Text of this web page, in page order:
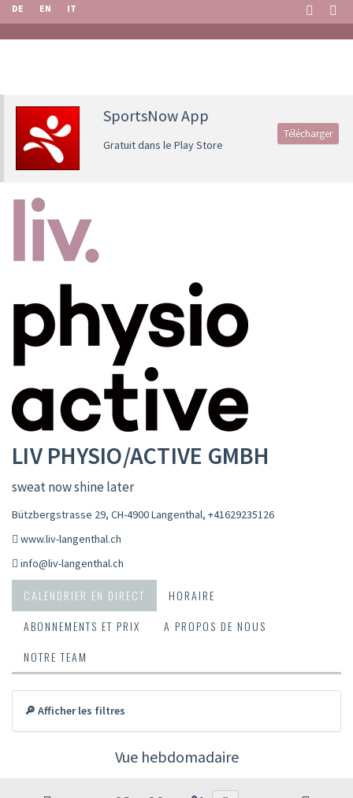
DE EN IT
SportsNow App
Gratuit dans le Play Store
Télécharger
LIV PHYSIO/ACTIVE GMBH
sweat now shine later
Bützbergstrasse 29, CH-4900 Langenthal, +41629235126
www.liv-langenthal.ch
info@liv-langenthal.ch
CALENDRIER EN DIRECT
HORAIRE
ABONNEMENTS ET PRIX
A PROPOS DE NOUS
NOTRE TEAM
🔎 Afficher les filtres
Vue hebdomadaire